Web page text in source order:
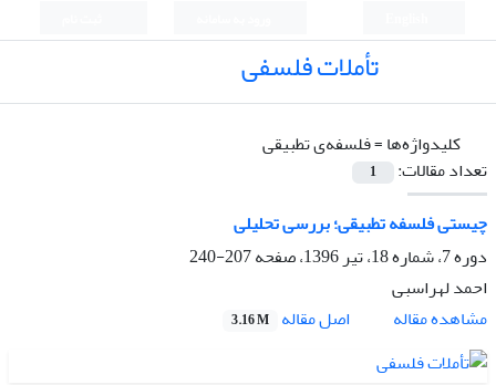
تأملات فلسفی
کلیدواژه‌ها =فلسفه‌ی تطبیقی
تعداد مقالات:
1
چیستی فلسفه تطبیقی؛ بررسی تحلیلی
دوره 7، شماره 18، تیر 1396، صفحه
207-240
احمد لهراسبی
مشاهده مقاله
اصل مقاله 3.16 M